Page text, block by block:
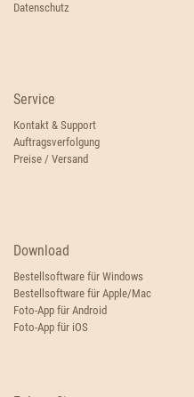
Datenschutz
Service
Kontakt & Support
Auftragsverfolgung
Preise / Versand
Download
Bestellsoftware für Windows
Bestellsoftware für Apple/Mac
Foto-App für Android
Foto-App für iOS